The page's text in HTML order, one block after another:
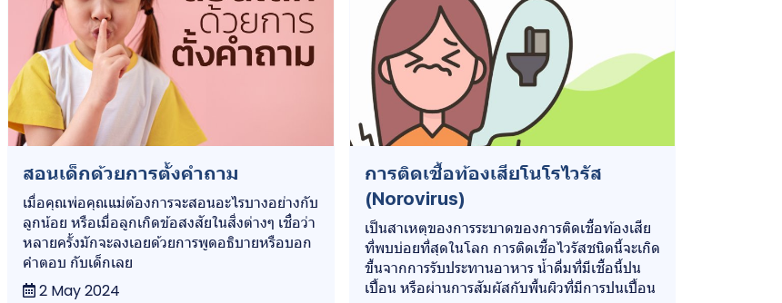
สอนเด็กด้วยการตั้งคำถาม
เมื่อคุณพ่อคุณแม่ต้องการจะสอนอะไรบางอย่างกับ
ลูกน้อย หรือเมื่อลูกเกิดข้อสงสัยในสิ่งต่างๆ เชื่อว่า
หลายครั้งมักจะลงเอยด้วยการพูดอธิบายหรือบอก
คำตอบ กับเด็กเลย
2 May 2024
การติดเชื้อท้องเสียโนโรไวรัส
(Norovirus)
เป็นสาเหตุของการระบาดของการติดเชื้อท้องเสีย
ที่พบบ่อยที่สุดในโลก การติดเชื้อไวรัสชนิดนี้จะเกิด
ขึ้นจากการรับประทานอาหาร น้ำดื่มที่มีเชื้อนี้ปน
เปื้อน หรือผ่านการสัมผัสกับพื้นผิวที่มีการปนเปื้อน